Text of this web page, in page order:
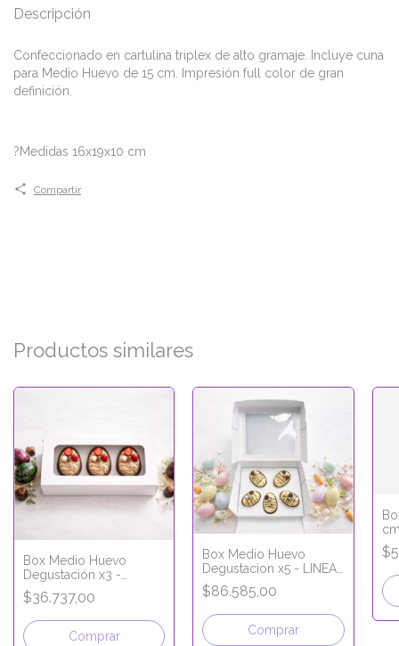
Descripción
Confeccionado en cartulina triplex de alto gramaje. Incluye cuna
para Medio Huevo de 15 cm. Impresión full color de gran
definición.
?Medidas 16x19x10 cm
Compartir
Productos similares
Box Medio Huevo
Degustación x3 -
21x12x7 - LINEA
BLANCA CON VISOR
$36.737,00
Comprar
Box Medio Huevo
Degustacion x5 - LINEA
BLANCA CON VISOR
$86.585,00
Comprar
-